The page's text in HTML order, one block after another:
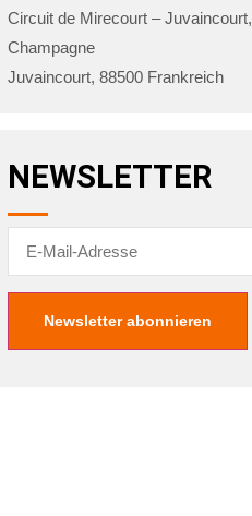
Circuit de Mirecourt – Juvaincourt,
Champagne
Juvaincourt, 88500 Frankreich
NEWSLETTER